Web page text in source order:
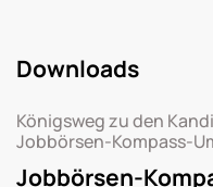
Downloads
Königsweg zu den
Jobbörsen-Kompass-
Jobbörsen-